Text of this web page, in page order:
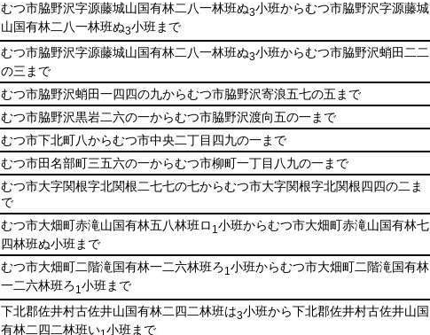
むつ市脇野沢字源藤城山国有林二八一林班ぬ3小班からむつ市脇野沢字源藤城
山国有林二八一林班ぬ3小班まで
むつ市脇野沢字源藤城山国有林二八一林班ぬ3小班からむつ市脇野沢蛸田二二
の三まで
むつ市脇野沢蛸田一四四の九からむつ市脇野沢寄浪五七の五まで
むつ市脇野沢黒岩二六の一からむつ市脇野沢渡向五の一まで
むつ市下北町八からむつ市中央二丁目四九の一まで
むつ市田名部町三五六の一からむつ市柳町一丁目八九の一まで
むつ市大字関根字北関根二七七の七からむつ市大字関根字北関根四四の二ま
で
むつ市大畑町赤滝山国有林五八林班ロ 1 小班からむつ市大畑町赤滝山国有林七
四林班ぬ小班まで
むつ市大畑町二階滝国有林一二六林班ろ 1 小班からむつ市大畑町二階滝国有林
一二六林班ろ 1 小班まで
下北郡佐井村古佐井山国有林二四二林班は3小班から下北郡佐井村古佐井山国
有林二四二林班い 小班まで